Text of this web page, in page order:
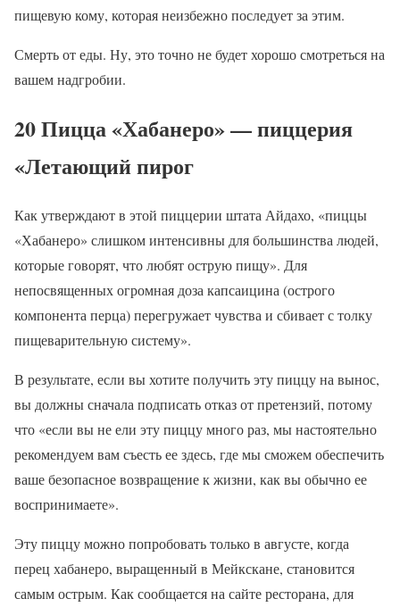
пищевую кому, которая неизбежно последует за этим.
Смерть от еды. Ну, это точно не будет хорошо смотреться на
вашем надгробии.
20 Пицца «Хабанеро» — пиццерия
«Летающий пирог
Как утверждают в этой пиццерии штата Айдахо, «пиццы
«Хабанеро» слишком интенсивны для большинства людей,
которые говорят, что любят острую пищу». Для
непосвященных огромная доза капсаицина (острого
компонента перца) перегружает чувства и сбивает с толку
пищеварительную систему».
В результате, если вы хотите получить эту пиццу на вынос,
вы должны сначала подписать отказ от претензий, потому
что «если вы не ели эту пиццу много раз, мы настоятельно
рекомендуем вам съесть ее здесь, где мы сможем обеспечить
ваше безопасное возвращение к жизни, как вы обычно ее
воспринимаете».
Эту пиццу можно попробовать только в августе, когда
перец хабанеро, выращенный в Мейкскане, становится
самым острым. Как сообщается на сайте ресторана, для